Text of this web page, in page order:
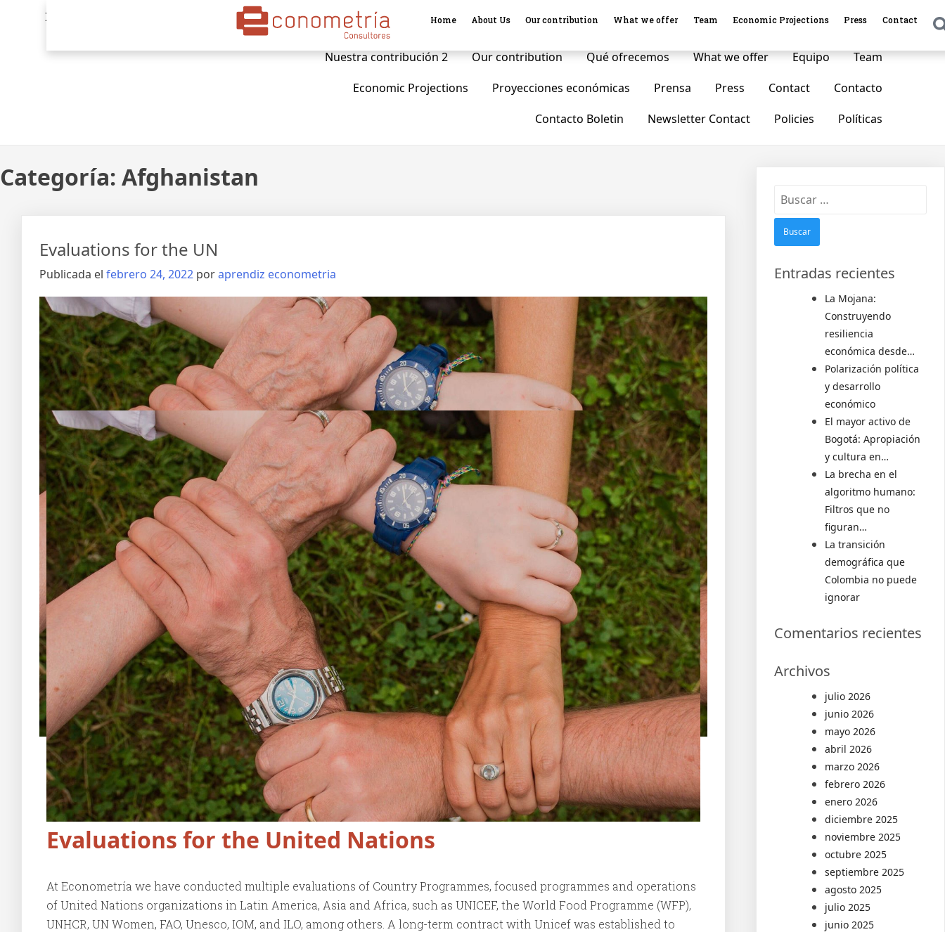
Econometria
Home Inicio Mapa del sitio Search About Us Nosotros
Nuestra contribución
Nuestra contribución 2
Our contribution Qué ofrecemos What we offer Equipo
Team
Economic Projections
Proyecciones económicas Prensa Press Contact
Contacto
Contacto Boletin
Newsletter Contact Policies Políticas
Categoría: Afghanistan
Evaluations for the UN
Publicada el febrero 24, 2022 poraprendiz econometria
Home About Us Our contribution What we offer Team Economic Projections Press Contact
Evaluations for the United Nations
At Econometría we have conducted multiple evaluations of Country Programmes, focused programmes and operations
of United Nations organizations in Latin America, Asia and Africa, such as UNICEF, the World Food Programme (WFP),
UNHCR, UN Women, FAO, Unesco, IOM, and ILO, among others. A long-term contract with Unicef was established to
Entradas recientes
La Mojana:
Construyendo
resiliencia
económica desde…
Polarización política
y desarrollo
económico
El mayor activo de
Bogotá: Apropiación
y cultura en…
La brecha en el
algoritmo humano:
Filtros que no
figuran…
La transición
demográfica que
Colombia no puede
ignorar
Comentarios recientes
Archivos
julio 2026
junio 2026
mayo 2026
abril 2026
marzo 2026
febrero 2026
enero 2026
diciembre 2025
noviembre 2025
octubre 2025
septiembre 2025
agosto 2025
julio 2025
junio 2025